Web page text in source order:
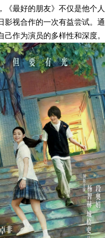
最好的朋友》不仅是他个人
影视合作的一次有益尝试。通
作为演员的多样性和深度。